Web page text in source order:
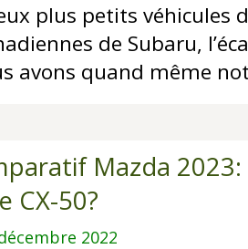
plus petits véhicules
de Subaru,
avons quand même
Mazda
CX-50?
2022